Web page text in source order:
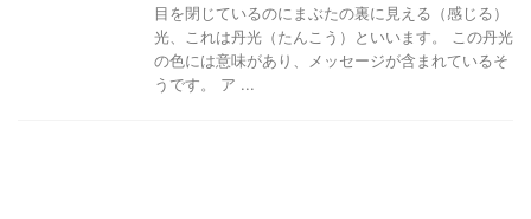
目を閉じているのにまぶたの裏に見える（感じる）
光、これは丹光（たんこう）といいます。 この丹光
の色には意味があり、メッセージが含まれているそ
うです。 ア ...